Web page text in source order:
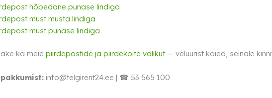
hõbedane punase lindiga
must musta lindiga
must punase lindiga
ka meie piirdepostide ja piirdeköite valikut — veluurist köied, seinale
info@telgirent24.ee | ☎ 53 565 100